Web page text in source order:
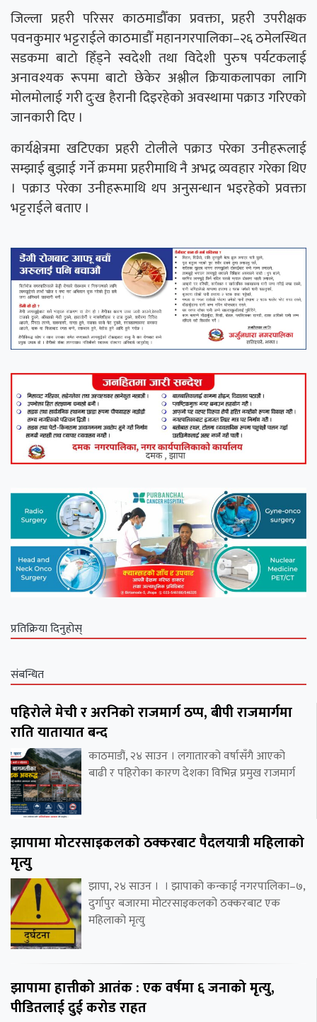
जिल्ला प्रहरी परिसर काठमाडौँका प्रवक्ता, प्रहरी उपरीक्षक
पवनकुमार भट्टराईले काठमाडौँ महानगरपालिका–२६ ठमेलस्थित
सडकमा बाटो हिँड्ने स्वदेशी तथा विदेशी पुरुष पर्यटकलाई
अनावश्यक रूपमा बाटो छेकेर अश्लील क्रियाकलापका लागि
मोलमोलाई गरी दुःख हैरानी दिइरहेको अवस्थामा पक्राउ गरिएको
जानकारी दिए ।
कार्यक्षेत्रमा खटिएका प्रहरी टोलीले पक्राउ परेका उनीहरूलाई
सम्झाई बुझाई गर्ने क्रममा प्रहरीमाथि नै अभद्र व्यवहार गरेका थिए
। पक्राउ परेका उनीहरूमाथि थप अनुसन्धान भइरहेको प्रवक्ता
भट्टराईले बताए ।
प्रतिक्रिया दिनुहोस्
संबन्धित
पहिरोले मेची र अरनिको राजमार्ग ठप्प, बीपी राजमार्गमा
राति यातायात बन्द
काठमाडौं, २४ साउन । लगातारको वर्षासँगै आएको
बाढी र पहिरोका कारण देशका विभिन्न प्रमुख राजमार्ग
झापामा मोटरसाइकलको ठक्करबाट पैदलयात्री महिलाको
मृत्यु
झापा, २४ साउन । । झापाको कन्काई नगरपालिका–७,
दुर्गापुर बजारमा मोटरसाइकलको ठक्करबाट एक
महिलाको मृत्यु
झापामा हात्तीको आतंक : एक वर्षमा ६ जनाको मृत्यु,
पीडितलाई दुई करोड राहत